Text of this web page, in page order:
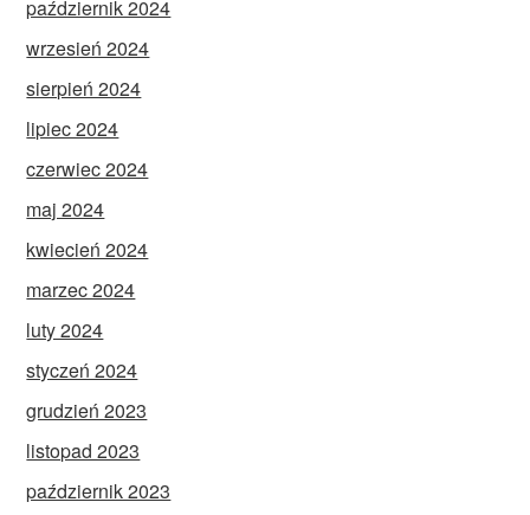
październik 2024
wrzesień 2024
sierpień 2024
lipiec 2024
czerwiec 2024
maj 2024
kwiecień 2024
marzec 2024
luty 2024
styczeń 2024
grudzień 2023
listopad 2023
październik 2023